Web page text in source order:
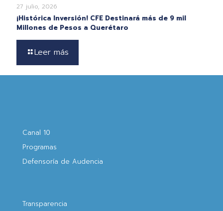
27 julio, 2026
¡Histórica Inversión! CFE Destinará más de 9 mil
Millones de Pesos a Querétaro
Leer más
Canal 10
Programas
Defensoría de Audencia
Transparencia